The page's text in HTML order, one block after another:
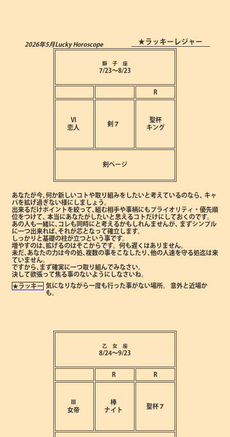
2026年5月Lucky Horoscope ★ラッキーレジャー
獅 子 座
7/23～8/23
R
Ⅵ
恋人
剣７
聖杯
キング
剣ページ
あなたが今､何か新しいコトや取り組みをしたいと考えているのなら､
キャ
パを拡げ過ぎない様にしましょう。
出来るだけポイントを絞って､組む相手や事柄にもプライオリティ・優先順
位をつけて､ 本当にあなたがしたいと思えるコトだけにしておくのです。
あの人も一緒に､コレも同時にと考えるかもしれんませんが､
まずシンプル
に一つ出来れば､それが芯となって確立します。
しっかりと基礎の柱が立つという事です。
増やすのは､拡げるのはそこからです。何も遅くはありません。
未だ､あなたの力は今の処､複数の事をこなしたり､他の人達を守る処迄は来
ていません。
ですから､まず確実に一つ取り組んでみなさい。
決して欲張って焦る事のないようにしなさいね。
★ラッキー 気になりながら一度も行った事がない場所。
意外と近場か
も。
乙 女 座
8/24～9/23
R R
女帝
棒
ナイト
聖杯７